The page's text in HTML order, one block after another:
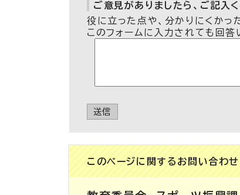
ご意見がありましたら、ご記入
役に立った点や、分かりにくかっ
このフォームに入力されても回答
送信
このページに関する お問い合わせ